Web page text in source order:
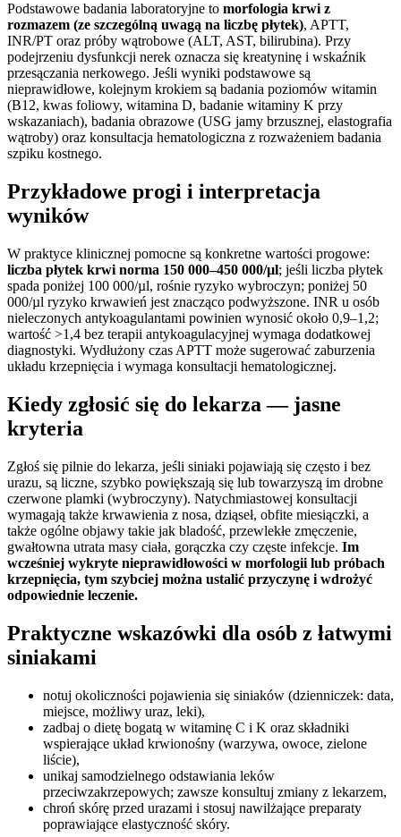
Podstawowe badania laboratoryjne to morfologia krwi z
rozmazem (ze szczególną uwagą na liczbę płytek), APTT,
INR/PT oraz próby wątrobowe (ALT, AST, bilirubina). Przy
podejrzeniu dysfunkcji nerek oznacza się kreatyninę i wskaźnik
przesączania nerkowego. Jeśli wyniki podstawowe są
nieprawidłowe, kolejnym krokiem są badania poziomów witamin
(B12, kwas foliowy, witamina D, badanie witaminy K przy
wskazaniach), badania obrazowe (USG jamy brzusznej, elastografia
wątroby) oraz konsultacja hematologiczna z rozważeniem badania
szpiku kostnego.
Przykładowe progi i interpretacja
wyników
W praktyce klinicznej pomocne są konkretne wartości progowe:
liczba płytek krwi norma 150 000–450 000/µl; jeśli liczba płytek
spada poniżej 100 000/µl, rośnie ryzyko wybroczyn; poniżej 50
000/µl ryzyko krwawień jest znacząco podwyższone. INR u osób
nieleczonych antykoagulantami powinien wynosić około 0,9–1,2;
wartość >1,4 bez terapii antykoagulacyjnej wymaga dodatkowej
diagnostyki. Wydłużony czas APTT może sugerować zaburzenia
układu krzepnięcia i wymaga konsultacji hematologicznej.
Kiedy zgłosić się do lekarza — jasne
kryteria
Zgłoś się pilnie do lekarza, jeśli siniaki pojawiają się często i bez
urazu, są liczne, szybko powiększają się lub towarzyszą im drobne
czerwone plamki (wybroczyny). Natychmiastowej konsultacji
wymagają także krwawienia z nosa, dziąseł, obfite miesiączki, a
także ogólne objawy takie jak bladość, przewlekłe zmęczenie,
gwałtowna utrata masy ciała, gorączka czy częste infekcje. Im
wcześniej wykryte nieprawidłowości w morfologii lub próbach
krzepnięcia, tym szybciej można ustalić przyczynę i wdrożyć
odpowiednie leczenie.
Praktyczne wskazówki dla osób z łatwymi
siniakami
notuj okoliczności pojawienia się siniaków (dzienniczek: data,
miejsce, możliwy uraz, leki),
zadbaj o dietę bogatą w witaminę C i K oraz składniki
wspierające układ krwionośny (warzywa, owoce, zielone
liście),
unikaj samodzielnego odstawiania leków
przeciwzakrzepowych; zawsze konsultuj zmiany z lekarzem,
chroń skórę przed urazami i stosuj nawilżające preparaty
poprawiające elastyczność skóry.